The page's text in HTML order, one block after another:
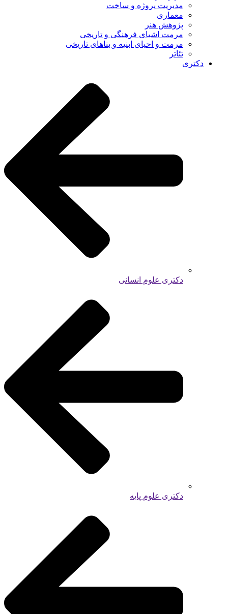
مدیریت پروژه و ساخت
معماری
پژوهش هنر
مرمت اشیای فرهنگی و تاریخی
مرمت و احیای ابنیه و بناهای تاریخی
تئاتر
دکتری
دکتری علوم انسانی
دکتری علوم پایه